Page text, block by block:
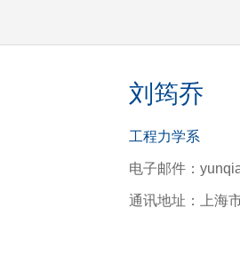
刘筠乔
工程力学系
电子邮件：
通讯地址：上海